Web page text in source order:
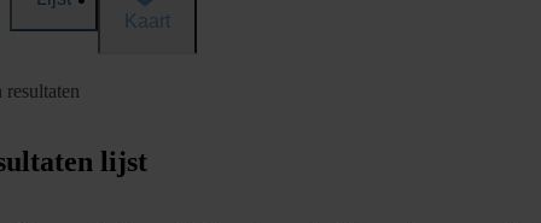
Kaart
resultaten
lijst